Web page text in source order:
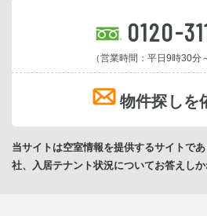
0120-
（営業時間：平日9時30分
物件探しを
当サイトは空室情報を提供するサイトで
社、入居テナント状況についてお答えしか